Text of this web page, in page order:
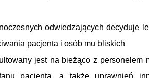
odwiedzających decyduje
pacjenta i osób mu bliskich
jest na bieżąco z personelem
pacjenta, a także uprawnień